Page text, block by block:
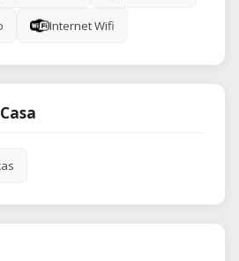
Internet Wifi